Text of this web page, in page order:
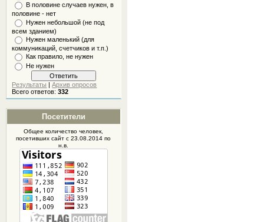
В половине случаев нужен, в
половине - нет
Нужен небольшой (не под
всем зданием)
Нужен маленький (для
коммуникаций, счетчиков и т.п.)
Как правило, не нужен
Не нужен
Результаты |Архив опросов
Всего ответов:332
Посетители
Общее количество человек,
посетившихсайтс 23.08.2014 по
н.в.